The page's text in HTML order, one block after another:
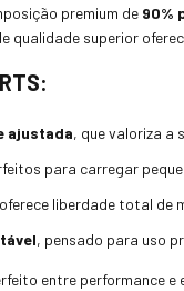
premium de 90%
qualidade superior
ajustada, que valoriza a
para carregar
liberdade total de
, pensado para uso
entre performance